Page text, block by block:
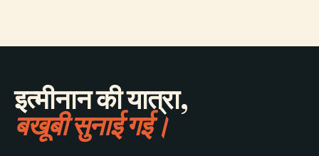
इत्मीनान की यात्रा,
बखूबी सुनाई गई।